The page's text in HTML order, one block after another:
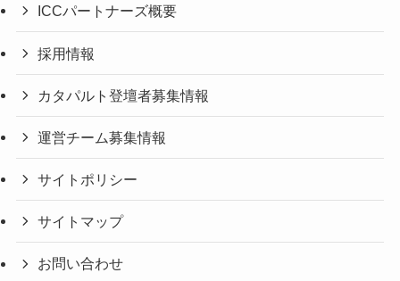
ICCパートナーズ概要
採用情報
カタパルト登壇者募集情報
運営チーム募集情報
サイトポリシー
サイトマップ
お問い合わせ